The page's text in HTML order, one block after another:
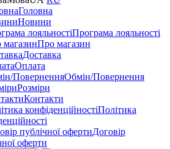
Головна
Новини
Програма лояльності
Про магазин
Доставка
Оплата
Обмін/Повернення
Розміри
Контакти
Політика
Договір
оферти